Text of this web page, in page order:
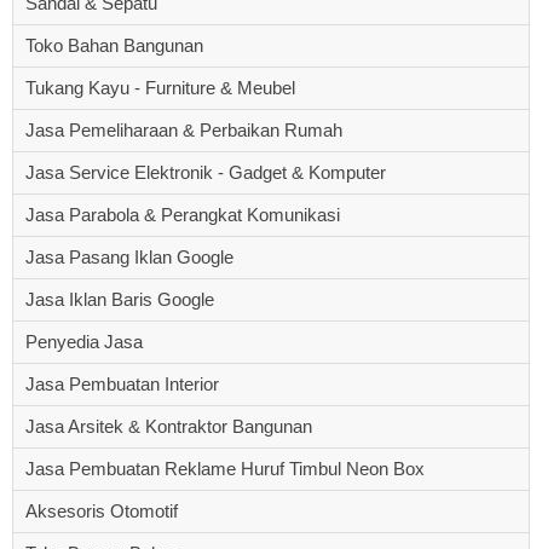
Toko Bahan Bangunan
Tukang Kayu - Furniture & Meubel
Jasa Pemeliharaan & Perbaikan Rumah
Jasa Service Elektronik - Gadget & Komputer
Jasa Parabola & Perangkat Komunikasi
Jasa Pasang Iklan Google
Jasa Iklan Baris Google
Penyedia Jasa
Jasa Pembuatan Interior
Jasa Arsitek & Kontraktor Bangunan
Jasa Pembuatan Reklame Huruf Timbul Neon Box
Aksesoris Otomotif